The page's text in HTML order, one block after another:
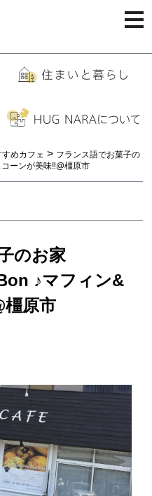
めカフェ > フランス語でお菓子の
ーンが美味‼︎@橿原市
のお家
♪マフィン&
橿原市